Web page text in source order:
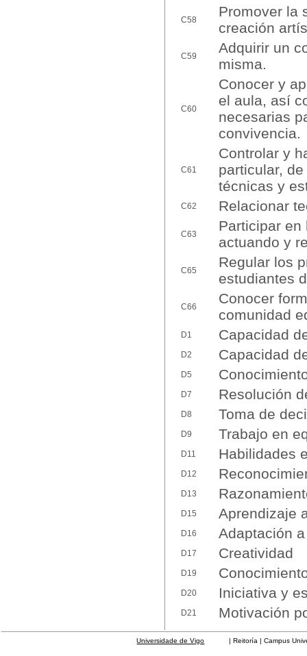
C58
Promover la
creación
C59
Adquirir un
misma.
C60
Conocer y
el aula, así
necesarias
convivencia.
C61
Controlar y
particular,
técnicas y
C62 Relacionar
C63
Participar en
actuando y
C65
Regular los
estudiantes
C66
Conocer
comunidad
D1 Capacidad
D2 Capacidad
D5
D7 Resolución
D8 Toma de
D9 Trabajo en
D11 Habilidades
D12
D13
D15 Aprendizaje
D16 Adaptación
D17 Creatividad
D19
D20 Iniciativa y
D21 Motivación
Universidade de Vigo | Reitoría | Campus